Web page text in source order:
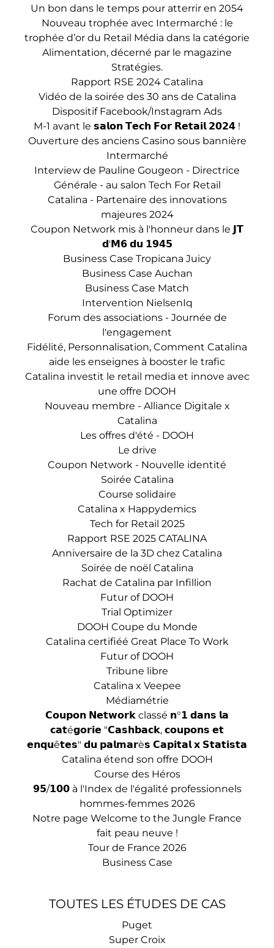
Un bon dans le temps pour atterrir en 2054
Nouveau trophée avec Intermarché : le
trophée d’or du Retail Média dans la catégorie
Alimentation, décerné par le magazine
Stratégies.
Rapport RSE 2024 Catalina
Vidéo de la soirée des 30 ans de Catalina
Dispositif Facebook/Instagram Ads
M-1 avant le 𝘀𝗮𝗹𝗼𝗻 𝗧𝗲𝗰𝗵 𝗙𝗼𝗿 𝗥𝗲𝘁𝗮𝗶𝗹 𝟮𝟬𝟮𝟰 !
Ouverture des anciens Casino sous bannière
Intermarché
Interview de Pauline Gougeon - Directrice
Générale - au salon Tech For Retail
Catalina - Partenaire des innovations
majeures 2024
Coupon Network mis à l'honneur dans le 𝗝𝗧
𝗱'𝗠𝟲 𝗱𝘂 𝟭𝟵𝟰𝟱
Business Case Tropicana Juicy
Business Case Auchan
Business Case Match
Intervention NielsenIq
Forum des associations - Journée de
l'engagement
Fidélité, Personnalisation, Comment Catalina
aide les enseignes à booster le trafic
Catalina investit le retail media et innove avec
une offre DOOH
Nouveau membre - Alliance Digitale x
Catalina
Les offres d'été - DOOH
Le drive
Coupon Network - Nouvelle identité
Soirée Catalina
Course solidaire
Catalina x Happydemics
Tech for Retail 2025
Rapport RSE 2025 CATALINA
Anniversaire de la 3D chez Catalina
Soirée de noël Catalina
Rachat de Catalina par Infillion
Futur of DOOH
Trial Optimizer
DOOH Coupe du Monde
Catalina certifiéé Great Place To Work
Futur of DOOH
Tribune libre
Catalina x Veepee
Médiamétrie
𝗖𝗼𝘂𝗽𝗼𝗻 𝗡𝗲𝘁𝘄𝗼𝗿𝗸 classé 𝗻°𝟭 𝗱𝗮𝗻𝘀 𝗹𝗮
𝗰𝗮𝘁é𝗴𝗼𝗿𝗶𝗲 "𝗖𝗮𝘀𝗵𝗯𝗮𝗰𝗸, 𝗰𝗼𝘂𝗽𝗼𝗻𝘀 𝗲𝘁
𝗲𝗻𝗾𝘂ê𝘁𝗲𝘀" 𝗱𝘂 𝗽𝗮𝗹𝗺𝗮𝗿è𝘀 𝗖𝗮𝗽𝗶𝘁𝗮𝗹 𝘅 𝗦𝘁𝗮𝘁𝗶𝘀𝘁𝗮
Catalina étend son offre DOOH
Course des Héros
𝟵𝟱/𝟭𝟬𝟬 à l'Index de l'égalité professionnels
hommes-femmes 2026
Notre page Welcome to the Jungle France
fait peau neuve !
Tour de France 2026
Business Case
TOUTES LES ÉTUDES DE CAS
Puget
Super Croix